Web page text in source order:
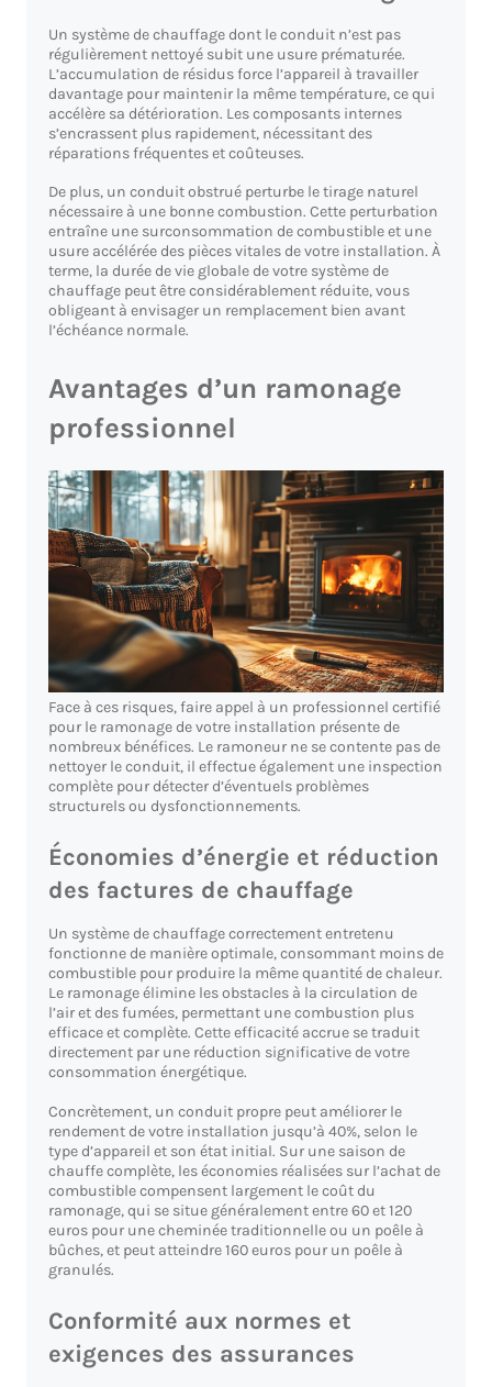
Un système de chauffage dont le conduit n’est pas
régulièrement nettoyé subit une usure prématurée.
L’accumulation de résidus force l’appareil à travailler
davantage pour maintenir la même température, ce qui
accélère sa détérioration. Les composants internes
s’encrassent plus rapidement, nécessitant des
réparations fréquentes et coûteuses.
De plus, un conduit obstrué perturbe le tirage naturel
nécessaire à une bonne combustion. Cette perturbation
entraîne une surconsommation de combustible et une
usure accélérée des pièces vitales de votre installation. À
terme, la durée de vie globale de votre système de
chauffage peut être considérablement réduite, vous
obligeant à envisager un remplacement bien avant
l’échéance normale.
Avantages d’un ramonage
professionnel
Face à ces risques, faire appel à un professionnel certifié
pour le ramonage de votre installation présente de
nombreux bénéfices. Le ramoneur ne se contente pas de
nettoyer le conduit, il effectue également une inspection
complète pour détecter d’éventuels problèmes
structurels ou dysfonctionnements.
Économies d’énergie et réduction
des factures de chauffage
Un système de chauffage correctement entretenu
fonctionne de manière optimale, consommant moins de
combustible pour produire la même quantité de chaleur.
Le ramonage élimine les obstacles à la circulation de
l’air et des fumées, permettant une combustion plus
efficace et complète. Cette efficacité accrue se traduit
directement par une réduction significative de votre
consommation énergétique.
Concrètement, un conduit propre peut améliorer le
rendement de votre installation jusqu’à 40%, selon le
type d’appareil et son état initial. Sur une saison de
chauffe complète, les économies réalisées sur l’achat de
combustible compensent largement le coût du
ramonage, qui se situe généralement entre 60 et 120
euros pour une cheminée traditionnelle ou un poêle à
bûches, et peut atteindre 160 euros pour un poêle à
granulés.
Conformité aux normes et
exigences des assurances